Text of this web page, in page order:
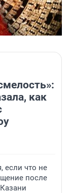
как
если что не
после